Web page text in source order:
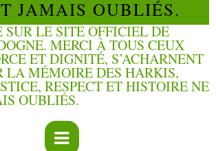
JAMAIS OUBLIÉS.